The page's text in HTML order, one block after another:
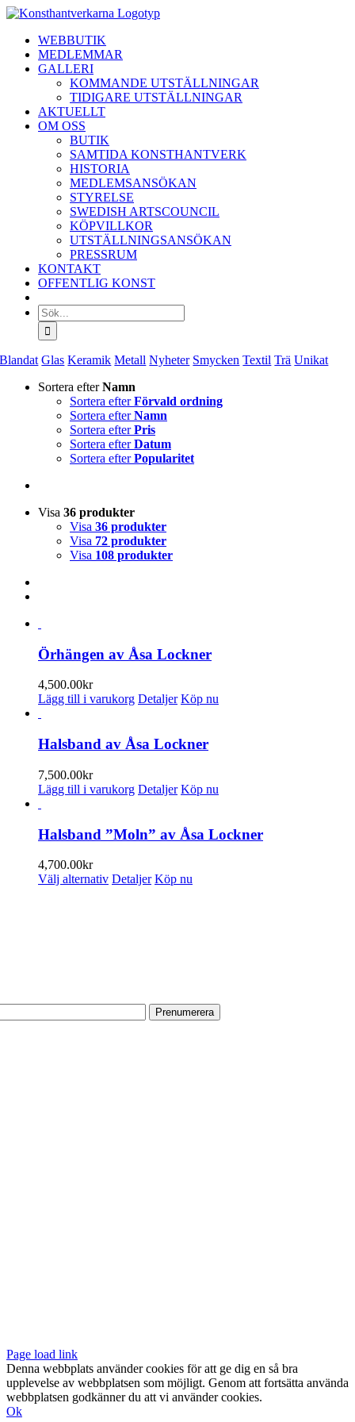
Fortsätt
innehålletWEBBUTIK
MEDLEMMAR
GALLERI
KOMMANDE UTSTÄLLNINGAR
TIDIGARE UTSTÄLLNINGAR
AKTUELLT
OM OSS
BUTIK
SAMTIDA KONSTHANTVERK
HISTORIA
MEDLEMSANSÖKAN
STYRELSE
SWEDISH ARTSCOUNCIL
KÖPVILLKOR
UTSTÄLLNINGSANSÖKAN
PRESSRUM
KONTAKT
OFFENTLIG KONST
Sök
efter:
Blandat Glas Keramik Metall Nyheter Smycken Textil Trä Unikat
Sortera efterNamn
Sortera efterFörvald ordning
Sortera efterNamn
Sortera efterPris
Sortera efterDatum
Sortera efterPopularitet
Visa 36 produkter
Visa 36 produkter
Visa 72 produkter
Visa 108 produkter
Örhängen av Åsa Lockner
4,500.00kr
Lägg till i varukorg Detaljer Köp nu
Halsband av Åsa Lockner
7,500.00kr
Lägg till i varukorg Detaljer Köp nu
Halsband ”Moln” av Åsa Lockner
4,700.00kr
Välj alternativ Den
kan
väljas
Detaljer Köp nu
Page load link
Denna webbplats använder cookies för att ge dig en så bra
upplevelse av webbplatsen som möjligt. Genom att fortsätta använda
webbplatsen godkänner du att vi använder cookies.
Ok